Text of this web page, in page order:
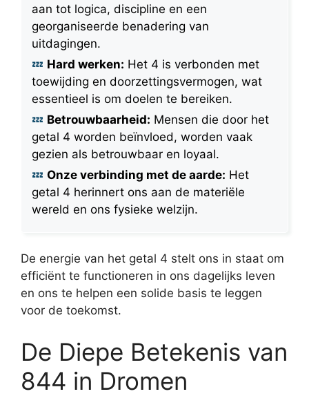
aan tot logica, discipline en een
georganiseerde benadering van
uitdagingen.
Hard werken: Het 4 is verbonden met
toewijding en doorzettingsvermogen, wat
essentieel is om doelen te bereiken.
Betrouwbaarheid: Mensen die door het
getal 4 worden beïnvloed, worden vaak
gezien als betrouwbaar en loyaal.
Onze verbinding met de aarde: Het
getal 4 herinnert ons aan de materiële
wereld en ons fysieke welzijn.
De energie van het getal 4 stelt ons in staat om
efficiënt te functioneren in ons dagelijks leven
en ons te helpen een solide basis te leggen
voor de toekomst.
De Diepe Betekenis van
844 in Dromen